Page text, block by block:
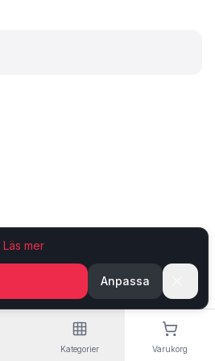
Kategorier Varukorg
Läs mer
Anpassa